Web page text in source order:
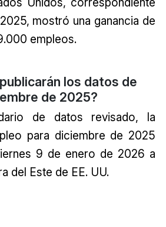
mostró una ganancia de
empleos.
los datos de
de 2025?
de datos revisado, la
para diciembre de 2025
9 de enero de 2026 a
del Este de EE. UU.